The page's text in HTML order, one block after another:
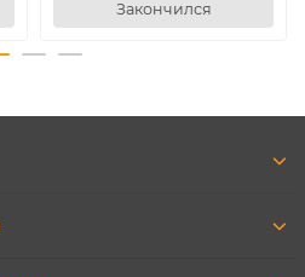
Закончился